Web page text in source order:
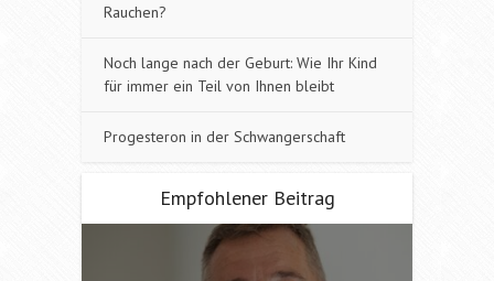
Rauchen?
Noch lange nach der Geburt: Wie Ihr Kind
für immer ein Teil von Ihnen bleibt
Progesteron in der Schwangerschaft
Empfohlener Beitrag